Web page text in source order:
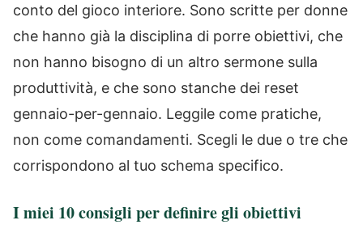
conto del gioco interiore. Sono scritte per donne
che hanno già la disciplina di porre obiettivi, che
non hanno bisogno di un altro sermone sulla
produttività, e che sono stanche dei reset
gennaio-per-gennaio. Leggile come pratiche,
non come comandamenti. Scegli le due o tre che
corrispondono al tuo schema specifico.
I miei 10 consigli per definire gli obiettivi